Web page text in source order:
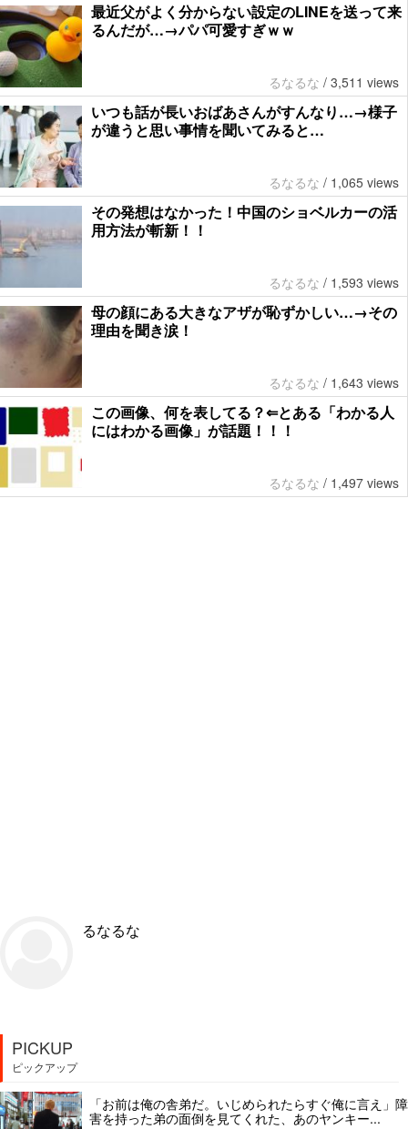
最近父がよく分からない設定のLINEを送って来
るんだが…→パパ可愛すぎｗｗ
るなるな / 3,511 views
いつも話が長いおばあさんがすんなり…→様子
が違うと思い事情を聞いてみると…
るなるな / 1,065 views
その発想はなかった！中国のショベルカーの活
用方法が斬新！！
るなるな / 1,593 views
母の顔にある大きなアザが恥ずかしい…→その
理由を聞き涙！
るなるな / 1,643 views
この画像、何を表してる？⇐とある「わかる人
にはわかる画像」が話題！！！
るなるな / 1,497 views
るなるな
PICKUP
ピックアップ
「お前は俺の舎弟だ。いじめられたらすぐ俺に言え」障
害を持った弟の面倒を見てくれた、あのヤンキー...